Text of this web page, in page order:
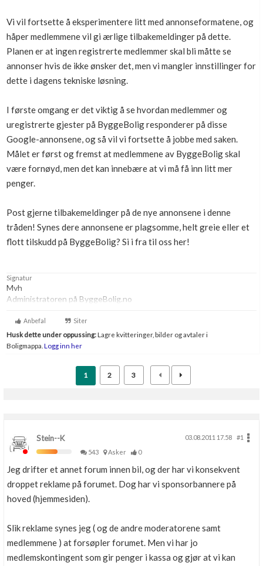
Få mer ut av Boligmappa
Vi vil fortsette å eksperimentere litt med annonseformatene, og
håper medlemmene vil gi ærlige tilbakemeldinger på dette.
Planen er at ingen registrerte medlemmer skal bli måtte se
annonser hvis de ikke ønsker det, men vi mangler innstillinger for
dette i dagens tekniske løsning.
I første omgang er det viktig å se hvordan medlemmer og
uregistrerte gjester på ByggeBolig responderer på disse
Google-annonsene, og så vil vi fortsette å jobbe med saken.
Målet er først og fremst at medlemmene av ByggeBolig skal
være fornøyd, men det kan innebære at vi må få inn litt mer
penger.
Post gjerne tilbakemeldinger på de nye annonsene i denne
tråden! Synes dere annonsene er plagsomme, helt greie eller et
flott tilskudd på ByggeBolig? Si i fra til oss her!
Signatur
Mvh
Administratoren på ByggeBolig.no
Anbefal Siter
Husk dette under oppussing:Lagre kvitteringer, bilder og avtaler i
Boligmappa. Logg inn her
1 2 3
Stein--K 03.08.2011 17.58
#1
543
Asker 0
Jeg drifter et annet forum innen bil, og der har vi konsekvent
droppet reklame på forumet. Dog har vi sponsorbannere på
hoved (hjemmesiden).
Slik reklame synes jeg ( og de andre moderatorene samt
medlemmene ) at forsøpler forumet. Men vi har jo
medlemskontingent som gir penger i kassa og gjør at vi kan